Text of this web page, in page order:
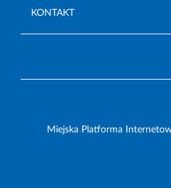
KONTAKT
Miejska Platforma